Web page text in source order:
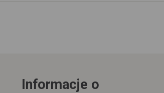
Informacje o